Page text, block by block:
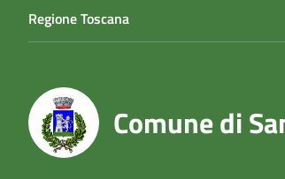
Regione Toscana
Comune di